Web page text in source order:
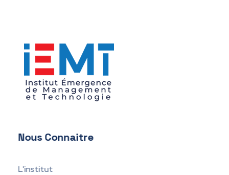
Nous Connaitre
L'institut